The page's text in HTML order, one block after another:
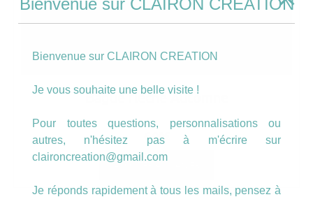
Bague flèche Automne
6.00€
AJOUTER AU PANIER
Bienvenue sur CLAIRON CREATION
Je vous souhaite une belle visite !
Pour toutes questions, personnalisations ou
autres, n'hésitez pas à m'écrire sur
claironcreation@gmail.com
Je réponds rapidement à tous les mails, pensez à